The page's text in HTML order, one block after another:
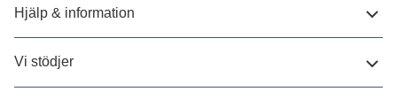
Hjälp & information
Vi stödjer